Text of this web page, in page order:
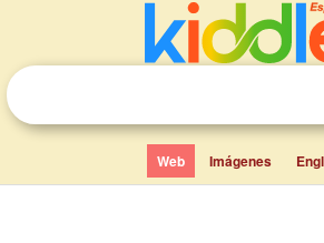
Web Imágenes